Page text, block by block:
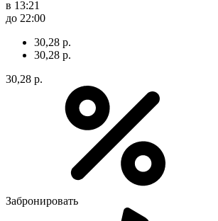
в 13:21
до 22:00
30,28 р.
30,28 р.
30,28 р.
Забронировать